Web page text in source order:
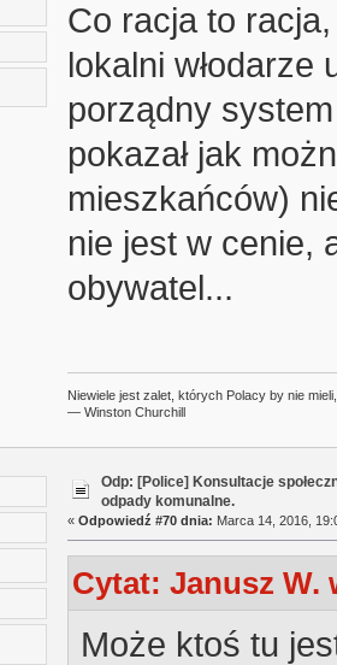
Co racja to
lokalni włodarze
porządny
pokazał jak
mieszkańców)
nie jest w cenie,
obywatel...
Niewiele jest zalet, których Polacy by nie
— Winston Churchill
Odp: [Police] Konsultacje
odpady komunalne.
« Odpowiedź #70 dnia: Marca 14, 2016,
Cytat: Janusz W.
Może ktoś tu